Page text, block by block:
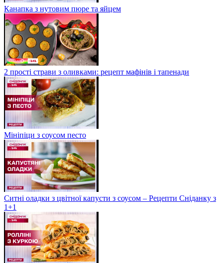
Канапка з нутовим пюре та яйцем
2 прості страви з оливками: рецепт мафінів і тапенади
Мініпіци з соусом песто
Ситні оладки з цвітної капусти з соусом – Рецепти Сніданку з
1+1